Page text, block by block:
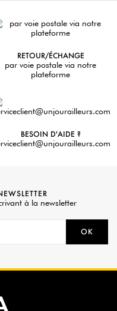
RETOUR/ÉCHANGE
par voie postale via notre
plateforme
BESOIN D'AIDE ?
à la newsletter
OK